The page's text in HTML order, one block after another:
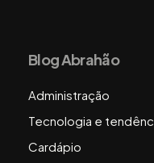
Blog Abrahão
Administração
Tecnologia e
Cardápio